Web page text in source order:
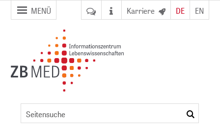
Zur
Seitennavigation
Zum
Inhalt
MENÜ Karriere DE EN
suchen